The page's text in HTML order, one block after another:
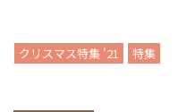
クリスマス特集 '21 特集